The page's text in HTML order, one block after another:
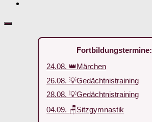
Fortbildungstermine:
24.08. 👑Märchen
26.08. 💡Gedächtnistraining
28.08. 💡Gedächtnistraining
04.09. 🪑Sitzgymnastik